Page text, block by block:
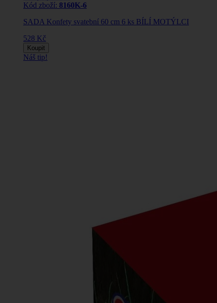
Kód zboží: 8160K-6
SADA Konfety svatební 60 cm 6 ks BÍLÍ MOTÝLCI
528 Kč
Koupit
Náš tip!